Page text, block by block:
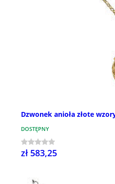
Dzwonek anioła złote
DOSTĘPNY
zł 583,25